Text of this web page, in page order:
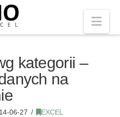
kategorii –
na
06-27 EXCEL